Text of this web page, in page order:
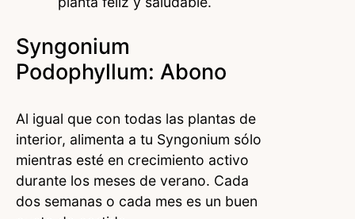
Syngonium
Podophyllum: Abono
Al igual que con todas las plantas de
interior, alimenta a tu Syngonium sólo
mientras esté en crecimiento activo
durante los meses de verano. Cada
dos semanas o cada mes es un buen